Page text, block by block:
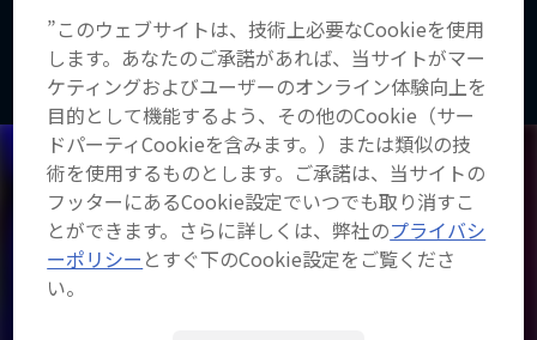
Latest
”このウェブサイトは、技術上必要なCookieを使用
します。あなたのご承諾があれば、当サイトがマー
ケティングおよびユーザーのオンライン体験向上を
目的として機能するよう、その他のCookie（サー
ドパーティCookieを含みます。）または類似の技
術を使用するものとします。ご承諾は、当サイトの
フッターにあるCookie設定でいつでも取り消すこ
とができます。さらに詳しくは、弊社のプライバシ
ーポリシー とすぐ下のCookie設定をご覧くださ
い。